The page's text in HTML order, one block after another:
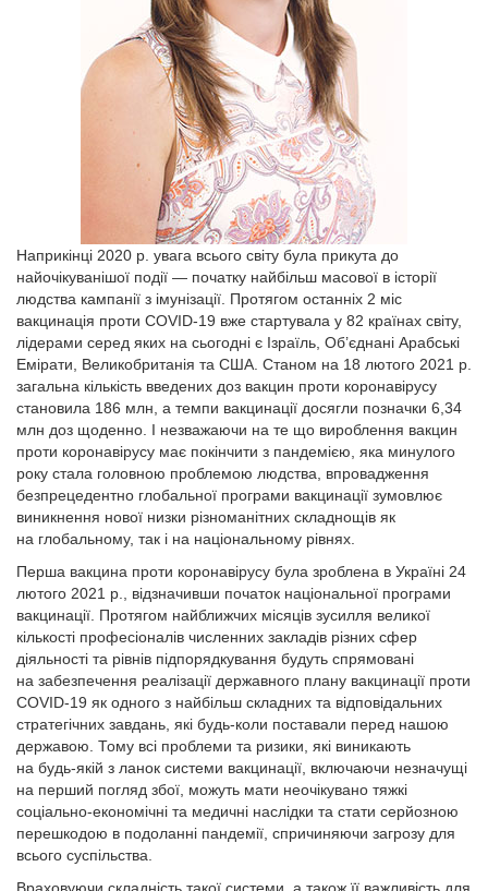
Наприкінці 2020 р. увага всього світу була прикута до
найочікуванішої події — початку найбільш масової в історії
людства кампанії з імунізації. Протягом останніх 2 міс
вакцинація проти COVID-19 вже стартувала у 82 країнах світу,
лідерами серед яких на сьогодні є Ізраїль, Об’єднані Арабські
Емірати, Великобританія та США. Станом на 18 лютого 2021 р.
загальна кількість введених доз вакцин проти коронавірусу
становила 186 млн, а темпи вакцинації досягли позначки 6,34
млн доз щоденно. І незважаючи на те що вироблення вакцин
проти коронавірусу має покінчити з пандемією, яка минулого
року стала головною проблемою людства, впровадження
безпрецедентно глобальної програми вакцинації зумовлює
виникнення нової низки різноманітних складнощів як
на глобальному, так і на національному рівнях.
Перша вакцина проти коронавірусу була зроблена в Україні 24
лютого 2021 р., відзначивши початок національної програми
вакцинації. Протягом найближчих місяців зусилля великої
кількості професіоналів численних закладів різних сфер
діяльності та рівнів підпорядкування будуть спрямовані
на забезпечення реалізації державного плану вакцинації проти
COVID-19 як одного з найбільш складних та відповідальних
стратегічних завдань, які будь-коли поставали перед нашою
державою. Тому всі проблеми та ризики, які виникають
на будь-якій з ланок системи вакцинації, включаючи незначущі
на перший погляд збої, можуть мати неочікувано тяжкі
соціально-економічні та медичні наслідки та стати серйозною
перешкодою в подоланні пандемії, спричиняючи загрозу для
всього суспільства.